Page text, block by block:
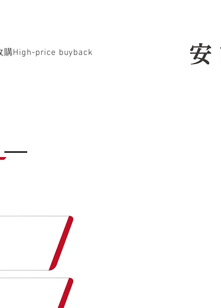
購High-price buyback